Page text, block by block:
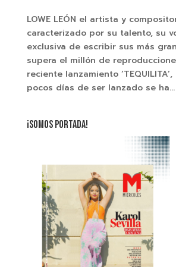
LOWE LEÓN el artista y
caracterizado por su talento, su
exclusiva de escribir sus más
supera el millón de
reciente lanzamiento
pocos días de ser lanzado se ha...
¡SOMOS PORTADA!